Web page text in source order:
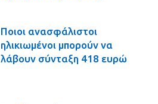
Ποιοι ανασφάλιστοι
ηλικιωμένοι μπορούν να
λάβουν σύνταξη 418 ευρώ